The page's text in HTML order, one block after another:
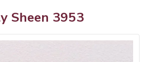
Sheen 3953